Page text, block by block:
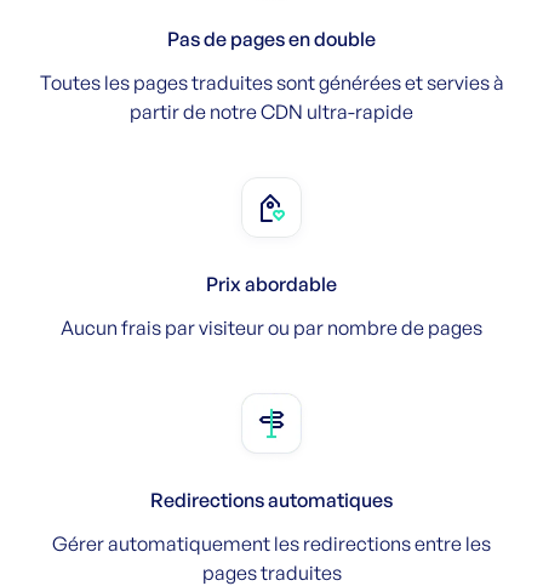
Pas de pages en double
Toutes les pages traduites sont générées et servies à
partir de notre CDN ultra-rapide
Prix abordable
Aucun frais par visiteur ou par nombre de pages
Redirections automatiques
Gérer automatiquement les redirections entre les
pages traduites